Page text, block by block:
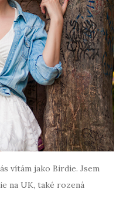
vítám jako Birdie. Jsem
na UK, také rozená